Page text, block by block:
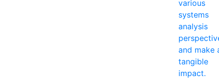
various
systems
analysis
and make
tangible
impact.